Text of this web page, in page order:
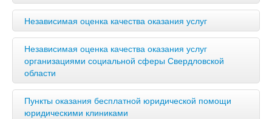
Независимая оценка качества оказания услуг
Независимая оценка качества оказания услуг
организациями социальной сферы Свердловской
области
Пункты оказания бесплатной юридической помощи
юридическими клиниками